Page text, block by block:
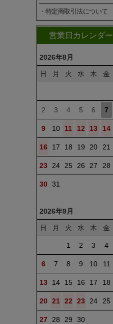
・特定商取引法について
営業日カレンダー
2026年8月
日 月 火 水 木 金
2 3 4 5 6 7
9 10 11 12 13 14
16 17 18 19 20 21
23 24 25 26 27 28
30 31
2026年9月
日 月 火 水 木 金
1 2 3 4
6 7 8 9 10 11
13 14 15 16 17 18
20 21 22 23 24 25
27 28 29 30